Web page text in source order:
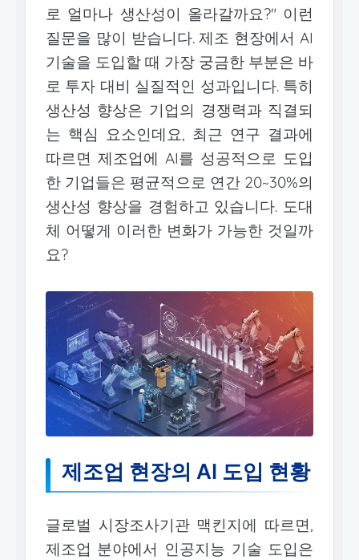
로 얼마나 생산성이 올라갈까요?" 이런
질문을 많이 받습니다. 제조 현장에서 AI
기술을 도입할 때 가장 궁금한 부분은 바
로 투자 대비 실질적인 성과입니다. 특히
생산성 향상은 기업의 경쟁력과 직결되
는 핵심 요소인데요, 최근 연구 결과에
따르면 제조업에 AI를 성공적으로 도입
한 기업들은 평균적으로 연간 20~30%의
생산성 향상을 경험하고 있습니다. 도대
체 어떻게 이러한 변화가 가능한 것일까
요?
제조업 현장의 AI 도입 현황
글로벌 시장조사기관 맥킨지에 따르면,
제조업 분야에서 인공지능 기술 도입은